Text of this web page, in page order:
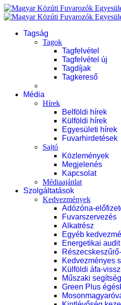
Tagság
Tagok
Tagfelvétel
Tagfelvétel új
Tagdíjak
Tagkereső
Média
Hírek
Belföldi hírek
Külföldi hírek
Egyesületi hírek
Fuvarhirdetések
Sajtó
Közlemények
Megjelenés
Kapcsolat
Médiaajánlat
Szolgáltatások
Kedvezmények
Adózóna-
Fuvarszervezés
Alkatrész
Egyéb
Energetikai audit
Kedvezményes
Külföldi áfa-
Műszaki
Green Plus